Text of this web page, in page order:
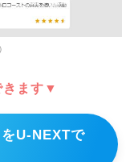
きます▼
U-NEXTで